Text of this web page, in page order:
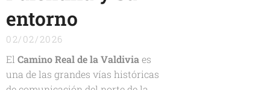
entorno
02/02/2026
El Camino Real de la Valdivia es
una de las grandes vías históricas